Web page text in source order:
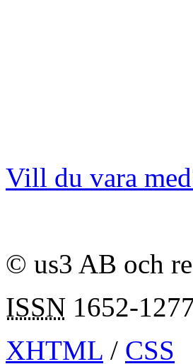
Vill du vara
© us3 AB och
ISSN 1652-
XHTML / CSS